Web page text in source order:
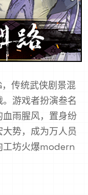
，传统武侠剧景混
游戏者扮演叁名
雨腥风，置身纷
势，成为万人员
工坊火爆modern